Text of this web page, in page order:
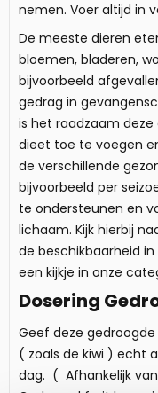
nemen. Voer altijd in
De meeste dieren
bloemen, bladeren,
bijvoorbeeld
gedrag in
is het raadzaam
dieet toe te voegen
de verschillende
bijvoorbeeld per
te ondersteunen en
lichaam. Kijk hierbij
de beschikbaarheid
een kijkje in onze
Dosering
Geef deze
( zoals de kiwi ) echt
dag. ( Afhankelijk